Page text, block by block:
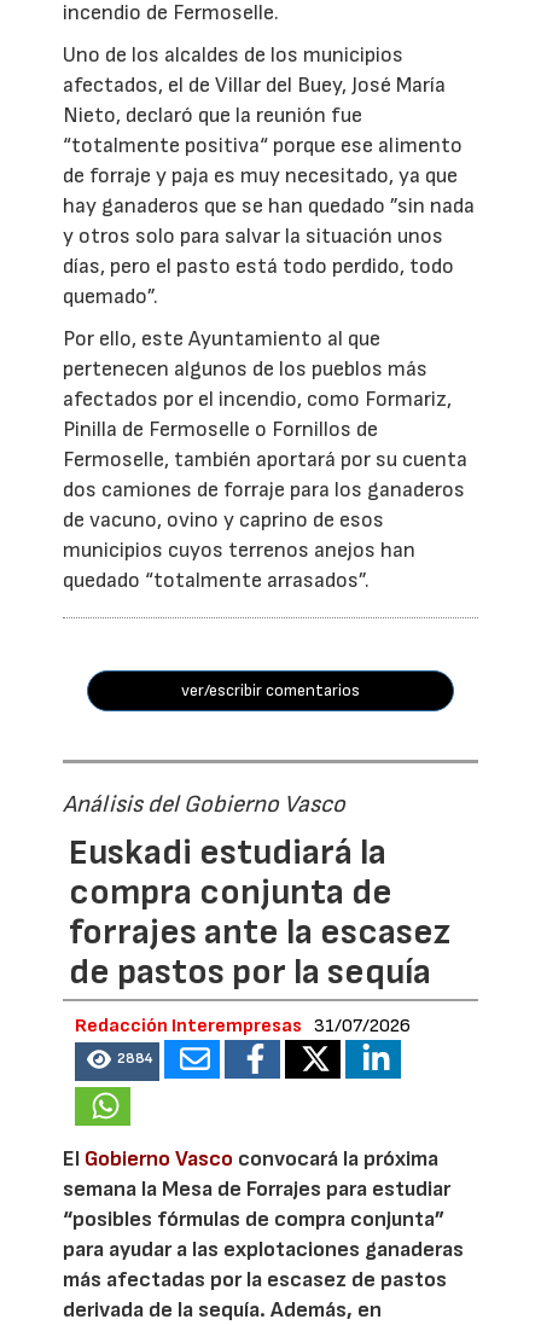
incendio de Fermoselle.
Uno de los alcaldes de los municipios
afectados, el de Villar del Buey, José María
Nieto, declaró que la reunión fue
“totalmente positiva“ porque ese alimento
de forraje y paja es muy necesitado, ya que
hay ganaderos que se han quedado ”sin nada
y otros solo para salvar la situación unos
días, pero el pasto está todo perdido, todo
quemado”.
Por ello, este Ayuntamiento al que
pertenecen algunos de los pueblos más
afectados por el incendio, como Formariz,
Pinilla de Fermoselle o Fornillos de
Fermoselle, también aportará por su cuenta
dos camiones de forraje para los ganaderos
de vacuno, ovino y caprino de esos
municipios cuyos terrenos anejos han
quedado “totalmente arrasados”.
ver/escribir comentarios
Análisis del Gobierno Vasco
Euskadi estudiará la
compra conjunta de
forrajes ante la escasez
de pastos por la sequía
Redacción Interempresas 31/07/2026
2884
El Gobierno Vasco convocará la próxima
semana la Mesa de Forrajes para estudiar
“posibles fórmulas de compra conjunta”
para ayudar a las explotaciones ganaderas
más afectadas por la escasez de pastos
derivada de la sequía. Además, en